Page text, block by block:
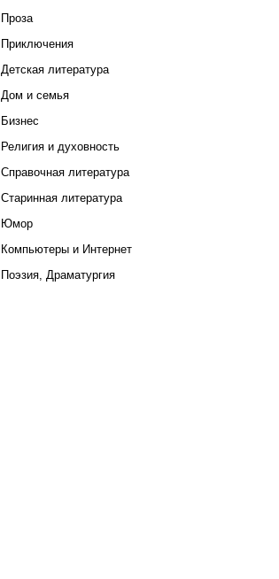
Проза
Приключения
Детская литература
Дом и семья
Бизнес
Религия и духовность
Справочная литература
Старинная литература
Юмор
Компьютеры и Интернет
Поэзия, Драматургия